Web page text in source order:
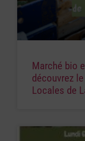
Marché bio
découvrez
Locales de